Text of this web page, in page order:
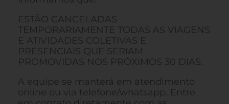
ESTÃO CANCELADAS
TEMPORARIAMENTE TODAS AS VIAGENS
E ATIVIDADES COLETIVAS E
PRESENCIAIS QUE SERIAM
PROMOVIDAS NOS PRÓXIMOS 30 DIAS.
A equipe se manterá em atendimento
online ou via telefone/whatsapp. Entre